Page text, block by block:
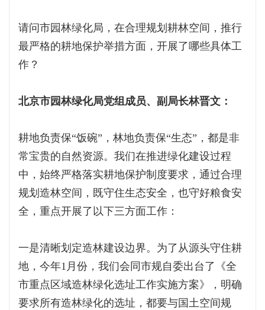
请问市园林绿化局，在合理规划耕林空间，推行
最严格的耕地保护举措方面，开展了哪些具体工
作？
北京市园林绿化局党组成员、副局长林晋文：
耕地负责保“饭碗”，林地负责保“生态”，都是非
常宝贵的自然资源。我们在推进绿化建设过程
中，始终严格落实耕地保护制度要求，通过合理
规划造林空间，既守住生态安全，也守好粮食安
全，重点开展了以下三方面工作：
一是清晰划定造林建设边界。为了从源头守住耕
地，今年1月份，我们会同市规自委出台了《全
市重点区域造林绿化选址工作实施方案》，明确
要求所有造林绿化的选址，都要与国土空间规